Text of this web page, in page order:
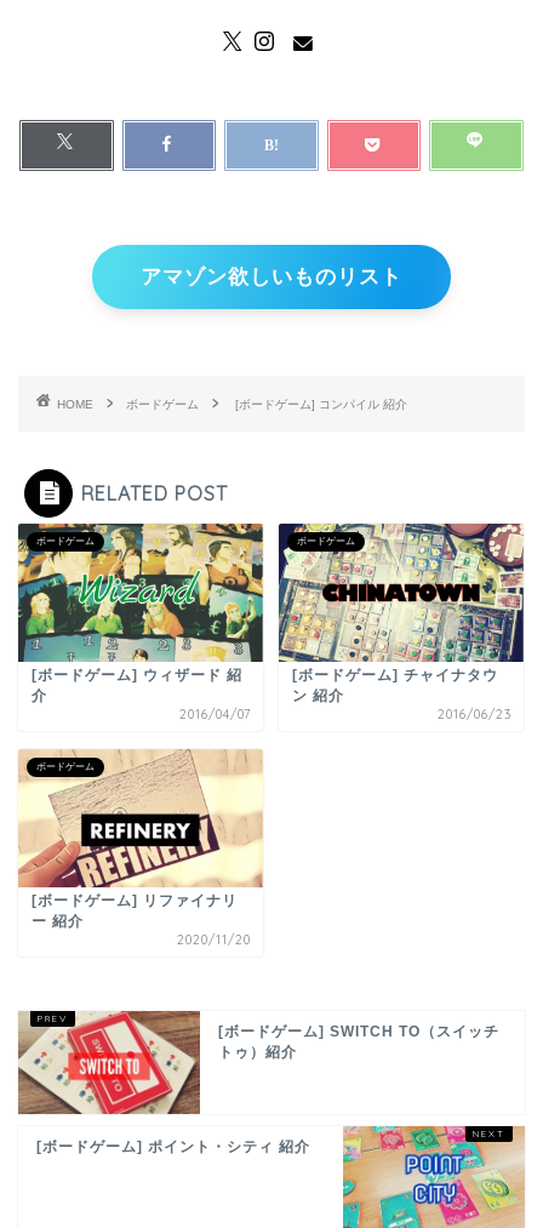
アマゾン欲しいものリスト
HOME ボードゲーム [ボードゲーム] コンパイル 紹介
RELATED POST
ボードゲーム
[ボードゲーム] ウィザード 紹
介
2016/04/07
ボードゲーム
[ボードゲーム] チャイナタウ
ン 紹介
2016/06/23
ボードゲーム
[ボードゲーム] リファイナリ
ー 紹介
2020/11/20
[ボードゲーム] SWITCH TO（スイッチ
トゥ）紹介
[ボードゲーム] ポイント・シティ 紹介